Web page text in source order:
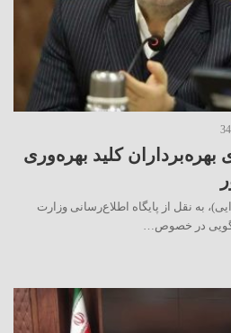
34
بهره‌برداران کلید بهره‌وری
به نقل از پایگاه اطلاع‌رسانی وزارت
در خصوص…